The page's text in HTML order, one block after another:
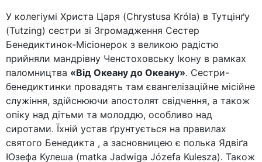
У колегіумі Христа Царя (Chrystusa Króla) в Тутцінґу
(Tutzing) сестри зі Згромадження Сестер
Бенедиктинок-Місіонерок з великою радістю
прийняли мандрівну Ченстоховську Ікону в рамках
паломництва «Від Океану до Океану». Сестри-
бенедиктинки провадять там євангелізаційне місійне
служіння, здійснюючи апостолят свідчення, а також
опіку над дітьми та молоддю, особливо над
сиротами. Їхній устав ґрунтується на правилах
святого Бенедикта , а засновницею є полька Ядвіґа
Юзефа Кулеша (matka Jadwiga Józefa Kulesza). Також